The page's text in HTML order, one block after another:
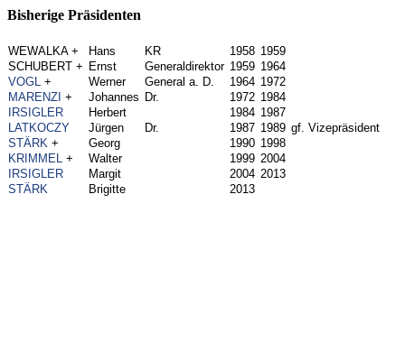
Bisherige Präsidenten
WEWALKA + Hans KR 1958 1959
SCHUBERT + Ernst Generaldirektor 1959 1964
VOGL + Werner General a. D. 1964 1972
MARENZI + Johannes Dr. 1972 1984
IRSIGLER
Herbert 1984 1987
LATKOCZY
Jürgen Dr. 1987 1989 gf. Vizepräsident
STÄRK + Georg 1990 1998
KRIMMEL + Walter 1999 2004
IRSIGLER
Margit 2004 2013
STÄRK
Brigitte 2013